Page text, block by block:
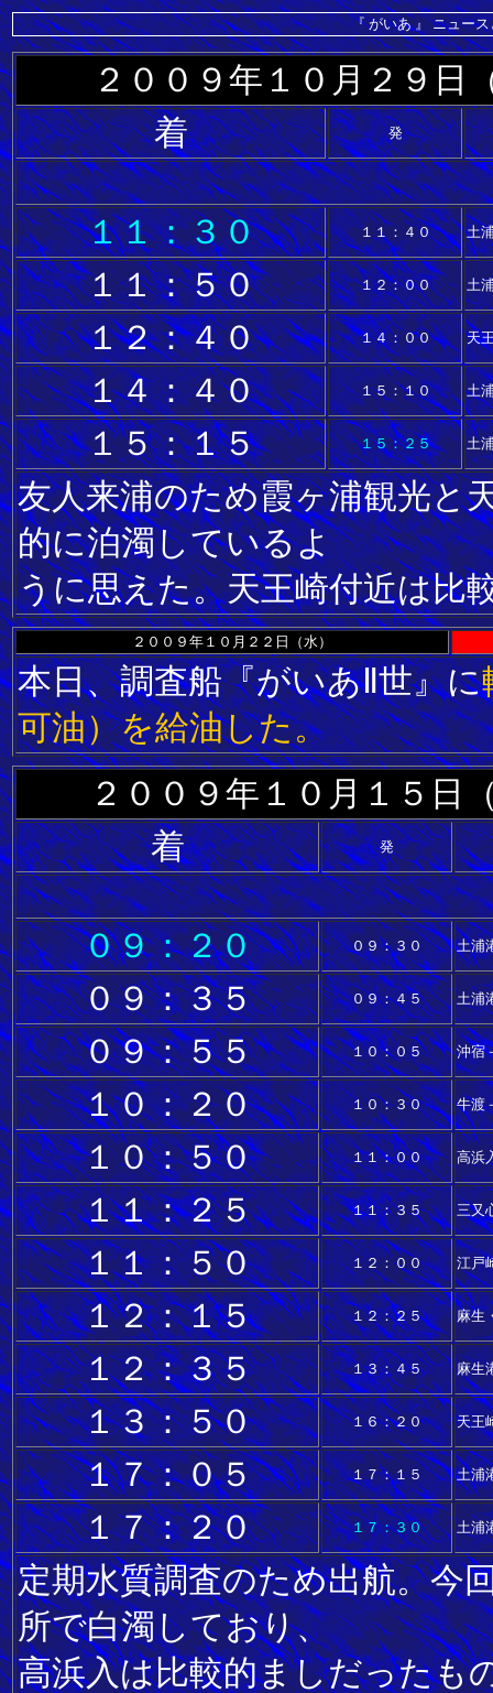
『 がいあ 』 ニュー
２００９年１０月２９日
着
発
１１：３０ １１：４０ 土
１１：５０ １２：００ 土
１２：４０ １４：００ 天
１４：４０ １５：１０ 土
１５：１５ １５：２５ 土
友人来浦のため霞ヶ浦観光と
的に泊濁しているよ
うに思えた。天王崎付近は比
２００９年１０月２２日（水）
本日、調査船『がいあⅡ世』に
可油）を給油した。
２００９年１０月１５日
着
発
０９：２０ ０９：３０ 土浦
０９：３５ ０９：４５ 土浦
０９：５５ １０：０５ 沖宿
１０：２０ １０：３０ 牛渡
１０：５０ １１：００ 高浜
１１：２５ １１：３５ 三又
１１：５０ １２：００ 江戸
１２：１５ １２：２５ 麻生
１２：３５ １３：４５ 麻生
１３：５０ １６：２０ 天王
１７：０５ １７：１５ 土浦
１７：２０ １７：３０ 土浦
定期水質調査のため出航。今
所で白濁しており、
高浜入は比較的ましだったも